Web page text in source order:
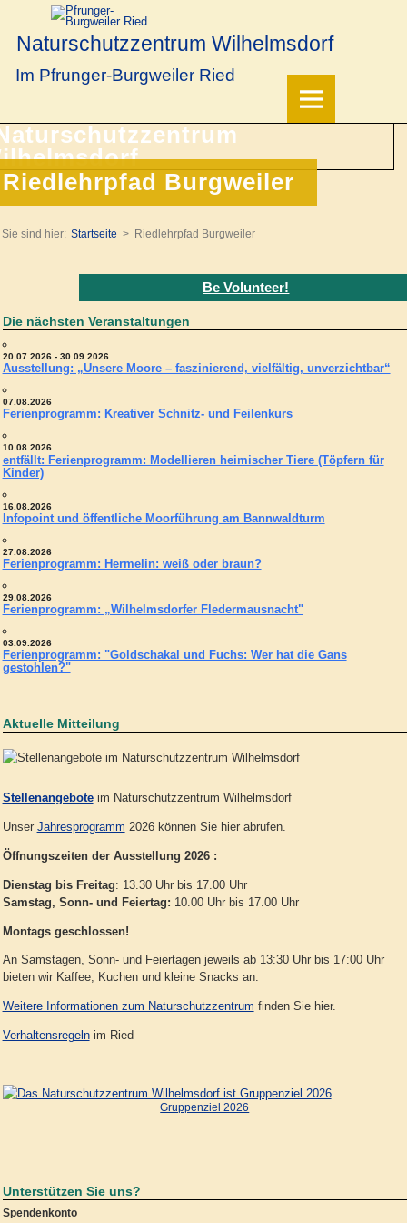
Naturschutzzentrum Wilhelmsdorf
Im Pfrunger-Burgweiler Ried
Riedlehrpfad Burgweiler
Sie sind hier: Startseite Riedlehrpfad Burgweiler
Be Volunteer!
Die nächsten Veranstaltungen
20.07.2026 - 30.09.2026
Ausstellung: „Unsere Moore – faszinierend, vielfältig, unverzichtbar“
07.08.2026
Ferienprogramm: Kreativer Schnitz- und Feilenkurs
10.08.2026
entfällt: Ferienprogramm: Modellieren heimischer Tiere (Töpfern für
Kinder)
16.08.2026
Infopoint und öffentliche Moorführung am Bannwaldturm
27.08.2026
Ferienprogramm: Hermelin: weiß oder braun?
29.08.2026
Ferienprogramm: „Wilhelmsdorfer Fledermausnacht"
03.09.2026
Ferienprogramm: "Goldschakal und Fuchs: Wer hat die Gans
gestohlen?"
Aktuelle Mitteilung
Stellenangeboteim Naturschutzzentrum Wilhelmsdorf
Unser Jahresprogramm 2026 können Sie hier abrufen.
Öffnungszeiten der Ausstellung 2026 :
Dienstag bis Freitag: 13.30 Uhr bis 17.00 Uhr
Samstag, Sonn- und Feiertag: 10.00 Uhr bis 17.00 Uhr
Montags geschlossen!
An Samstagen, Sonn- und Feiertagen jeweils ab 13:30 Uhr bis 17:00 Uhr
bieten wir Kaffee, Kuchen und kleine Snacks an.
Weitere Informationen zum Naturschutzzentrum finden Sie hier.
Verhaltensregelnim Ried
Gruppenziel 2026
Unterstützen Sie uns?
Spendenkonto